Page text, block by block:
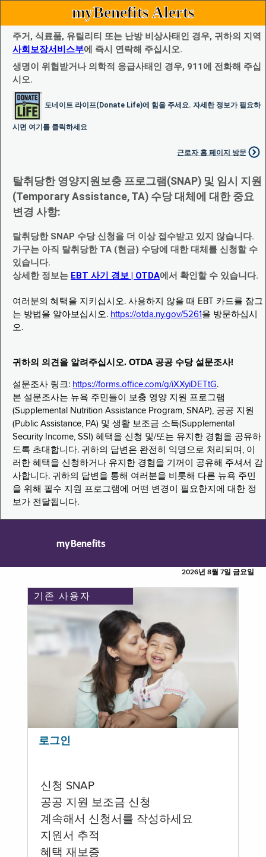
myBenefits Alerts
주거, 식료품, 유틸리티 또는 난방 비상사태인 경우, 귀하의 지역
사회보장서비스부에 즉시 연락해 주십시오.
생명이 위협받거나 의학적 응급사태인 경우, 911에 전화해 주십
시오.
도네이트 라이프(Donate Life)에 힘을 주세요. 자세한 정보가 필요하
시면 여기를 클릭하세요
근로자 홈 페이지 방문
탈취당한 영양지원보충 프로그램(SNAP) 및 임시 지원
(Temporary Assistance, TA) 수당 대체에 대한 중요
변경 사항:
탈취당한 SNAP 수당 신청을 더 이상 접수받고 있지 않습니다.
가구는 아직 탈취당한 TA (현금) 수당에 대한 대체를 신청할 수
있습니다.
상세한 정보는 EBT 사기 경보 | OTDA에서 확인할 수 있습니다.
여러분의 혜택을 지키십시오. 사용하지 않을 때 EBT 카드를 잠그
는 방법을 알아보십시오. https://otda.ny.gov/5261 을 방문하십시
오.
귀하의 의견을 알려주십시오. OTDA 공공 수당 설문조사!
설문조사 링크: https://forms.office.com/g/iXXyiDETtG.
본 설문조사는 뉴욕 주민들이 보충 영양 지원 프로그램
(Supplemental Nutrition Assistance Program, SNAP), 공공 지원
(Public Assistance, PA) 및 생활 보조금 소득(Supplemental
Security Income, SSI) 혜택을 신청 및/또는 유지한 경험을 공유하
도록 초대합니다. 귀하의 답변은 완전히 익명으로 처리되며, 이
러한 혜택을 신청하거나 유지한 경험을 기꺼이 공유해 주셔서 감
사합니다. 귀하의 답변을 통해 여러분을 비롯해 다른 뉴욕 주민
을 위해 필수 지원 프로그램에 어떤 변경이 필요한지에 대한 정
보가 전달됩니다.
myBenefits
2026년 8월 7일 금요일
기존 사용자
로그인
신청 SNAP
공공 지원 보조금 신청
계속해서 신청서를 작성하세요
지원서 추적
혜택 재보증